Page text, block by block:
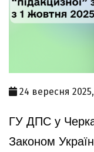
24 вересня
ГУ ДПС у
Законом